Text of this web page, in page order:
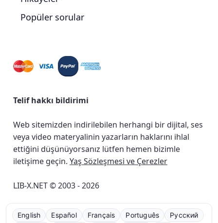
Popüler sorular
Telif hakkı bildirimi
Web sitemizden indirilebilen herhangi bir dijital, ses
veya video materyalinin yazarların haklarını ihlal
ettiğini düşünüyorsanız lütfen hemen bizimle
iletişime geçin. Yaş Sözleşmesi ve Çerezler
LIB-X.NET © 2003 - 2026
English Español Français Português Русский